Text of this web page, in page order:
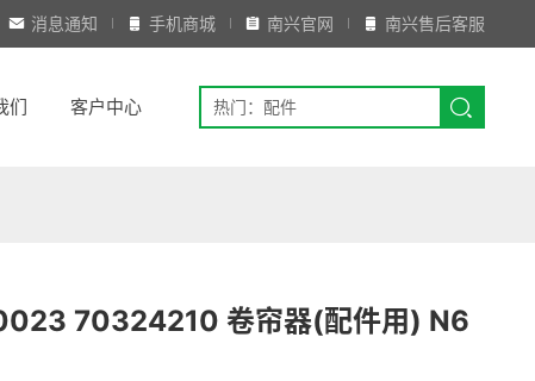
消息通知 手机商城 南兴官网 南兴售后客服
们 客户中心
70324210 卷帘器(配件用) N6